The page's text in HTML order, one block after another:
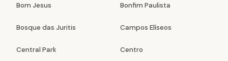
Bom Jesus Bonfim Paulista
Bosque das Juritis Campos Elíseos
Central Park Centro